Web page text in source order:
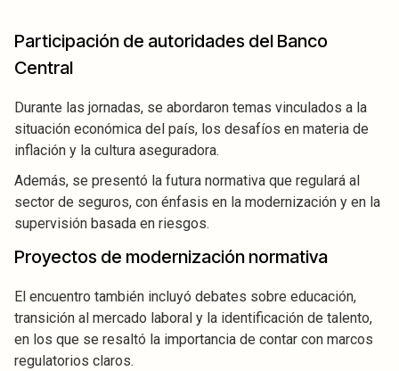
Participación de autoridades del Banco
Central
Durante las jornadas, se abordaron temas vinculados a la
situación económica del país, los desafíos en materia de
inflación y la cultura aseguradora.
Además, se presentó la futura normativa que regulará al
sector de seguros, con énfasis en la modernización y en la
supervisión basada en riesgos.
Proyectos de modernización normativa
El encuentro también incluyó debates sobre educación,
transición al mercado laboral y la identificación de talento,
en los que se resaltó la importancia de contar con marcos
regulatorios claros.